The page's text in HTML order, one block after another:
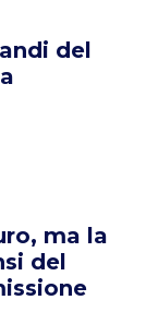
del
ma la
del